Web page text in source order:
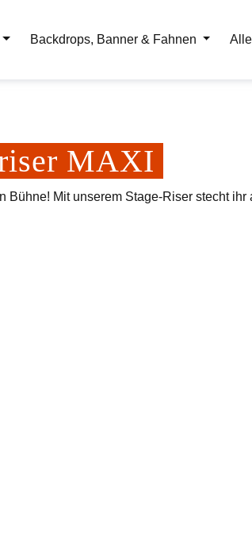
Backdrops, Banner & Fahnen
MAXI
Bühne! Mit unserem Stage-Riser stecht ihr